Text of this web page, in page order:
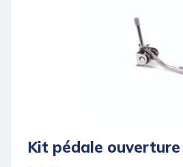
Kit pédale